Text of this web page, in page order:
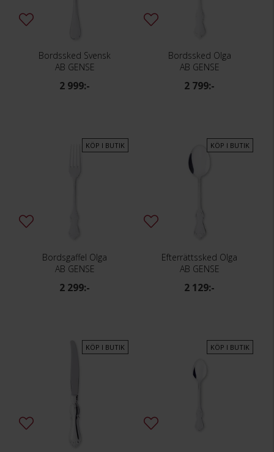
Bordssked Svensk
AB GENSE
2 999:-
Bordssked Olga
AB GENSE
2 799:-
KÖP I BUTIK
Bordsgaffel Olga
AB GENSE
2 299:-
KÖP I BUTIK
Efterrättssked Olga
AB GENSE
2 129:-
KÖP I BUTIK KÖP I BUTIK